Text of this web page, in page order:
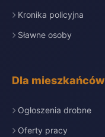
Kronika policyjna
Sławne osoby
Dla mieszkańców
Ogłoszenia drobne
Oferty pracy